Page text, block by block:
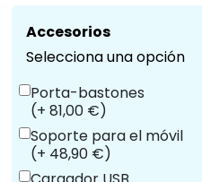
Accesorios
Selecciona una opción
Porta-bastones
(+ 81,00 €)
Soporte para el móvil
(+ 48,90 €)